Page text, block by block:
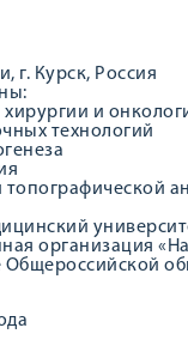
г. Курск, Россия
и
технологий
организация
Общероссийской